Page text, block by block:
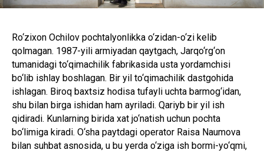
Ro‘zixon Ochilov pochtalyonlikka o‘zidan-o‘zi kelib
qolmagan. 1987-yili armiyadan qaytgach, Jarqo‘rg‘on
tumanidagi to‘qimachilik fabrikasida usta yordamchisi
bo‘lib ishlay boshlagan. Bir yil to‘qimachilik dastgohida
ishlagan. Biroq baxtsiz hodisa tufayli uchta barmog‘idan,
shu bilan birga ishidan ham ayriladi. Qariyb bir yil ish
qidiradi. Kunlarning birida xat jo‘natish uchun pochta
bo‘limiga kiradi. O‘sha paytdagi operator Raisa Naumova
bilan suhbat asnosida, u bu yerda o‘ziga ish bormi-yo‘qmi,